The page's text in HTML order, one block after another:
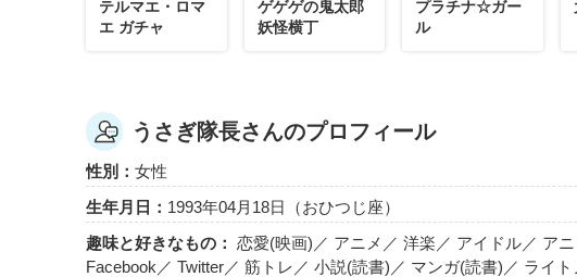
テルマエ・ロマ
エ ガチャ
ゲゲゲの鬼太郎
妖怪横丁
プラチナ☆ガー
ル
うさぎ隊長さんのプロフィール
性別： 女性
生年月日： 1993年04月18日（おひつじ座）
趣味と好きなもの： 恋愛(映画)／ アニメ／ 洋楽／ アイドル／ ア
Facebook／ Twitter／ 筋トレ／ 小説(読書)／ マンガ(読書)／ ライ